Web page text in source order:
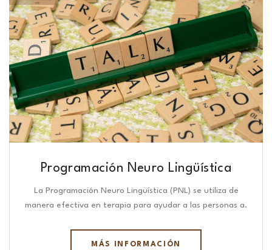
Programación Neuro Lingüística​
La Programación Neuro Lingüística (PNL) se utiliza de
manera efectiva en terapia para ayudar a las personas a.
MÁS INFORMACIÓN